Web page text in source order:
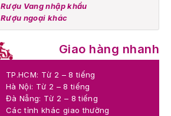
Rượu Vang nhập khẩu
Rượu ngoại khác
Giao hàng nhanh
TP.HCM: Từ 2 – 8 tiếng
Hà Nội: Từ 2 – 8 tiếng
Đà Nẵng: Từ 2 – 8 tiếng
Các tỉnh khác giao thường